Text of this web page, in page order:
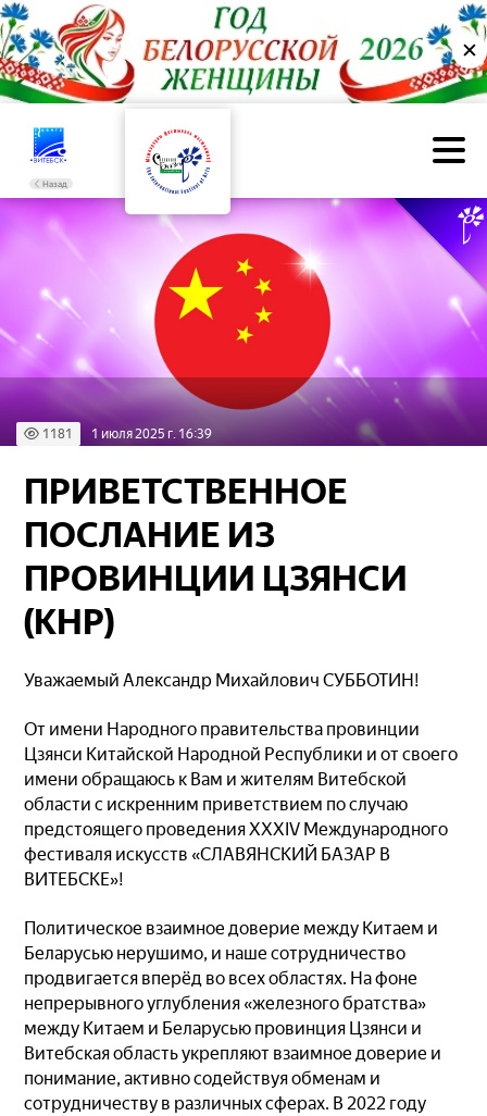
✕
Назад
1181 1 июля 2025 г. 16:39
ПРИВЕТСТВЕННОЕ
ПОСЛАНИЕ ИЗ
ПРОВИНЦИИ ЦЗЯНСИ
(КНР)
Уважаемый Александр Михайлович СУББОТИН!
От имени Народного правительства провинции
Цзянси Китайской Народной Республики и от своего
имени обращаюсь к Вам и жителям Витебской
области с искренним приветствием по случаю
предстоящего проведения XXXIV Международного
фестиваля искусств «СЛАВЯНСКИЙ БАЗАР В
ВИТЕБСКЕ»!
Политическое взаимное доверие между Китаем и
Беларусью нерушимо, и наше сотрудничество
продвигается вперёд во всех областях. На фоне
непрерывного углубления «железного братства»
между Китаем и Беларусью провинция Цзянси и
Витебская область укрепляют взаимное доверие и
понимание, активно содействуя обменам и
сотрудничеству в различных сферах. В 2022 году